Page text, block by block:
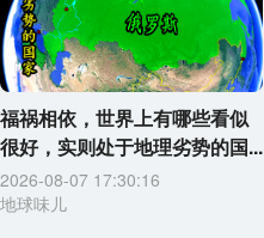
福祸相依，世界上有哪些看似
很好，实则处于地理劣势的国...
2026-08-07 17:30:16
地球味儿